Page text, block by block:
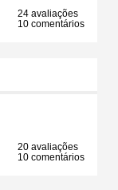
24 avaliações
10 comentários
20 avaliações
10 comentários